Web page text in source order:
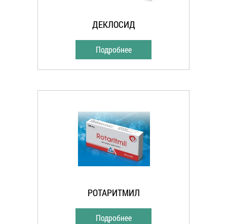
ДЕКЛОСИД
Подробнее
РОТАРИТМИЛ
Подробнее